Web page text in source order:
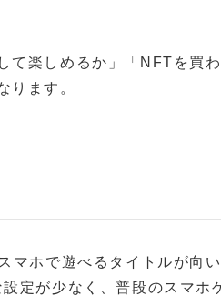
て楽しめるか」「NFTを買
ります。
マホで遊べるタイトルが向
定が少なく、普段のスマホ